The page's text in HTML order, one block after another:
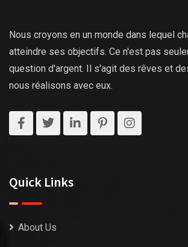
Nous croyons en un monde dans lequel
atteindre ses objectifs. Ce n'est pas
question d'argent. Il s'agit des rêves et
nous réalisons avec eux.
Quick Links
About Us